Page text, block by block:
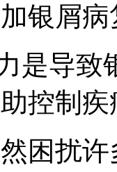
银屑
是导
控制疾
困扰